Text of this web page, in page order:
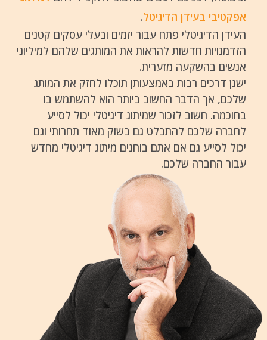
אפקטיבי בעידן הדיגיטל.
העידן הדיגיטלי פתח עבור יזמים ובעלי עסקים קטנים
הזדמנויות חדשות להראות את המותגים שלהם למיליוני
אנשים בהשקעה מזערית.
ישנן דרכים רבות באמצעותן תוכלו לחזק את המותג
שלכם, אך הדבר החשוב ביותר הוא להשתמש בו
בחוכמה. חשוב לזכור שמיתוג דיגיטלי יכול לסייע
לחברה שלכם להתבלט גם בשוק מאוד תחרותי וגם
יכול לסייע גם אם אתם בוחנים מיתוג דיגיטלי מחדש
עבור החברה שלכם.